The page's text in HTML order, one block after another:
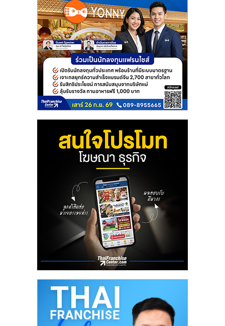
ไชส์
ขาย
หน้า
บ้าน
ลงทุน
ปรึกษา